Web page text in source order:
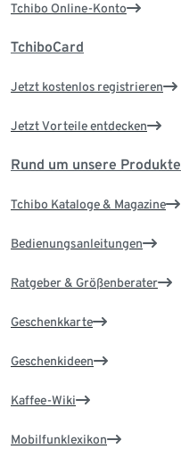
Tchibo Online-Konto
TchiboCard
Jetzt kostenlos registrieren
Jetzt Vorteile entdecken
Rund um unsere Produkte
Tchibo Kataloge & Magazine
Bedienungsanleitungen
Ratgeber & Größenberater
Geschenkkarte
Geschenkideen
Kaffee-Wiki
Mobilfunklexikon